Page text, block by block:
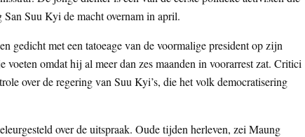
Suu Kyi de macht overnam in april.
gedicht met een tatoeage van de voormalige president op zijn
omdat hij al meer dan zes maanden in voorarrest zat. Critici
over de regering van Suu Kyi’s, die het volk democratisering
over de uitspraak. Oude tijden herleven, zei Maung